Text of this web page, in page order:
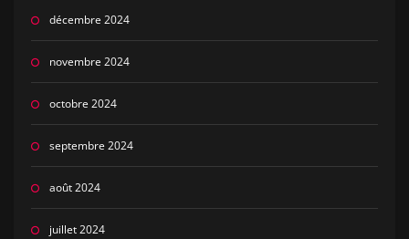
décembre 2024
novembre 2024
octobre 2024
septembre 2024
août 2024
juillet 2024